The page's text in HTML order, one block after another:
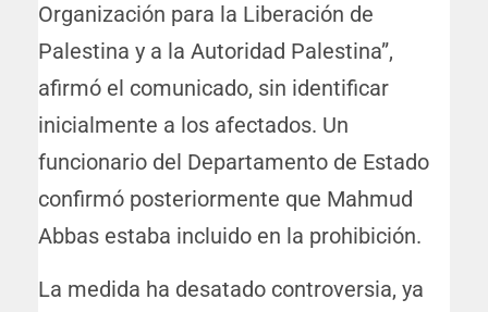
Organización para la Liberación de
Palestina y a la Autoridad Palestina”,
afirmó el comunicado, sin identificar
inicialmente a los afectados. Un
funcionario del Departamento de Estado
confirmó posteriormente que Mahmud
Abbas estaba incluido en la prohibición.
La medida ha desatado controversia, ya